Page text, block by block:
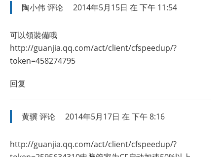
陶小伟评论 2014年5月15日 在 下午 11:54
可以領裝備哦
http://guanjia.qq.com/act/client/cfspeedup/?
token=458274795
回复
黄骥评论 2014年5月17日 在 下午 8:16
http://guanjia.qq.com/act/client/cfspeedup/?